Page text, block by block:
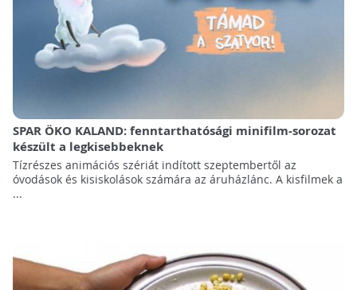
SPAR ÖKO KALAND: fenntarthatósági minifilm-sorozat
készült a legkisebbeknek
Tízrészes animációs szériát indított szeptembertől az
óvodások és kisiskolások számára az áruházlánc. A kisfilmek a
...